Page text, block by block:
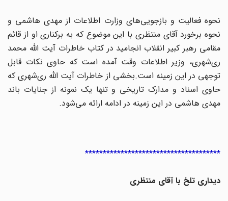
نحوه فعالیت و بازجویی‌های وزارت اطلاعات از مهدی هاشمی و
نحوه برخورد آقای منتظری با این موضوع که به برکناری او از قائم
مقامی رهبر کبیر انقلاب انجامید در کتاب خاطرات آیت الله محمد
ری‌شهری، وزیر اطلاعات وقت آمده است که حاوی نکات قابل
توجهی در این زمینه است.بخشی از خاطرات آیت الله ری‌شهری که
حاوی اسناد و مدارک تاریخی و تنها یک نمونه از جنایات باند
مهدی هاشمی در این زمینه در ادامه ارائه می‌شود.
**************************************
دیداری تلخ با آقای منتظری